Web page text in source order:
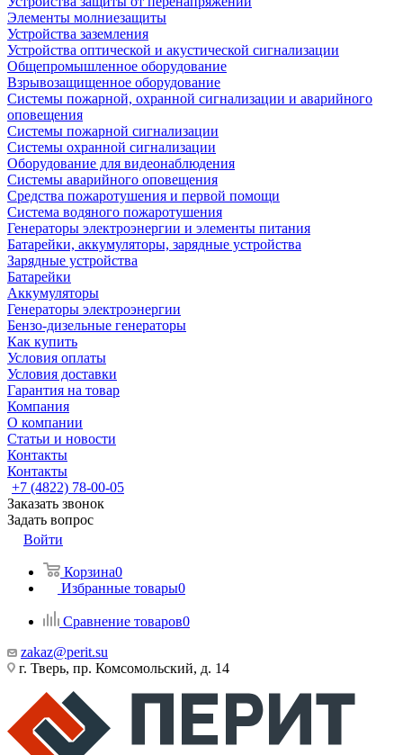
Элементы молниезащиты
Устройства заземления
Устройства оптической и акустической сигнализации
Общепромышленное оборудование
Взрывозащищенное оборудование
Системы пожарной, охранной сигнализации и аварийного
оповещения
Системы пожарной сигнализации
Системы охранной сигнализации
Оборудование для видеонаблюдения
Системы аварийного оповещения
Средства пожаротушения и первой помощи
Система водяного пожаротушения
Генераторы электроэнергии и элементы питания
Батарейки, аккумуляторы, зарядные устройства
Зарядные устройства
Батарейки
Аккумуляторы
Генераторы электроэнергии
Бензо-дизельные генераторы
Как купить
Условия оплаты
Условия доставки
Гарантия на товар
Компания
О компании
Статьи и новости
Контакты
Контакты
+7 (4822) 78-00-05
Заказать звонок
Задать вопрос
Войти
Корзина0
Избранные товары0
Сравнение товаров0
zakaz@perit.su
г. Тверь, пр. Комсомольский, д. 14